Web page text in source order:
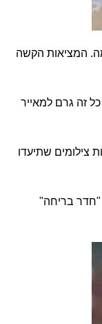
המציאות הקשה
זה גרם למאייר
צילומים שתיעדו
בריחה"